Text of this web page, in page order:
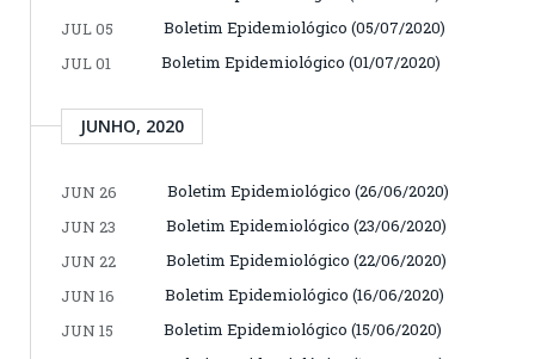
JUL 05
Boletim Epidemiológico (05/07/2020)
JUL 01
Boletim Epidemiológico (01/07/2020)
JUNHO, 2020
JUN 26
Boletim Epidemiológico (26/06/2020)
JUN 23
Boletim Epidemiológico (23/06/2020)
JUN 22
Boletim Epidemiológico (22/06/2020)
JUN 16
Boletim Epidemiológico (16/06/2020)
JUN 15
Boletim Epidemiológico (15/06/2020)